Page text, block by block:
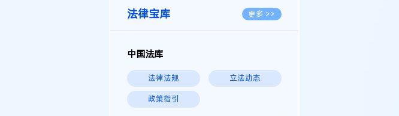
法律宝库 更多 >>
中国法库
法律法规 立法动态
政策指引